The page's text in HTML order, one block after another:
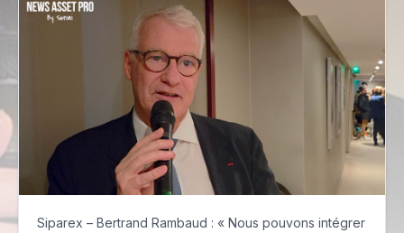
Siparex – Bertrand Rambaud : « Nous pouvons intégrer